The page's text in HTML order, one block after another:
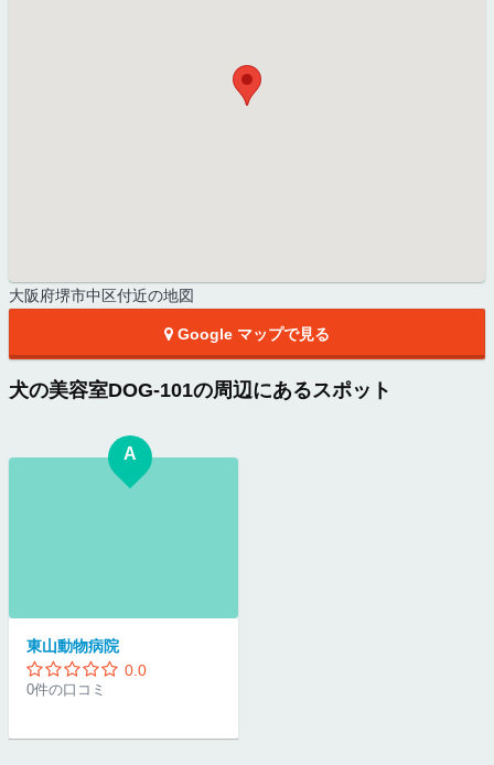
大阪府堺市中区付近の地図
Google マップで見る
犬の美容室DOG‐101の周辺にあるスポット
A
東山動物病院
0.0
0件の口コミ